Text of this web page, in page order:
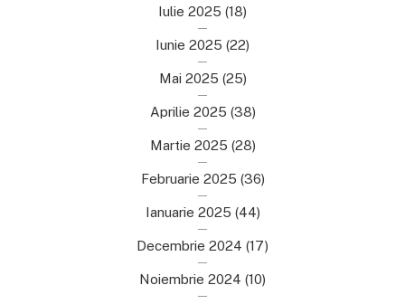
Iulie 2025 (18)
Iunie 2025 (22)
Mai 2025 (25)
Aprilie 2025 (38)
Martie 2025 (28)
Februarie 2025 (36)
Ianuarie 2025 (44)
Decembrie 2024 (17)
Noiembrie 2024 (10)